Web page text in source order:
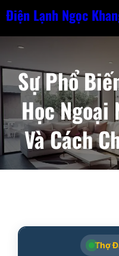
Chuyển
nội
dung
Điện Lạnh Ngọc
Sự Phổ
Học Ngoại
Và Cách
Thợ